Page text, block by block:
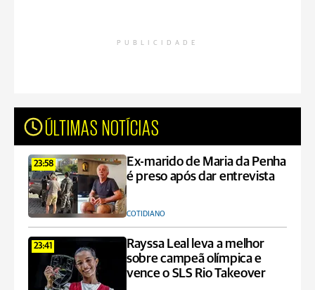
PUBLICIDADE
ÚLTIMAS NOTÍCIAS
23:58
Ex-marido de Maria da Penha
é preso após dar entrevista
COTIDIANO
23:41
Rayssa Leal leva a melhor
sobre campeã olímpica e
vence o SLS Rio Takeover